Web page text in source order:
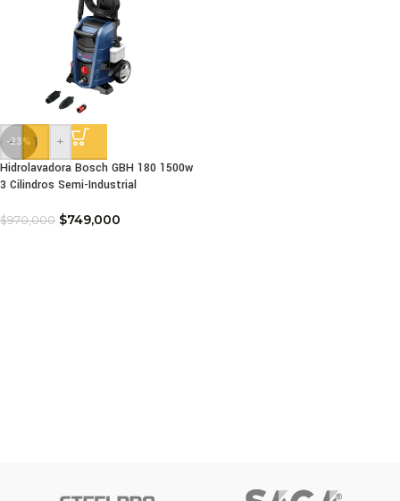
-23%
-
+
Hidrolavadora Bosch GBH 180 1500w
3 Cilindros Semi-Industrial
$970,000 $749,000